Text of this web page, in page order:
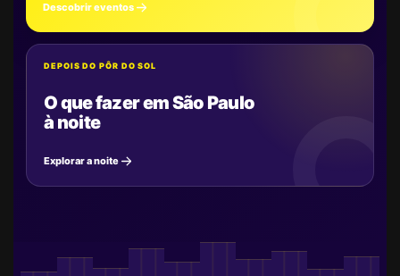
Descobrir eventos
DEPOIS DO PÔR DO SOL
O que fazer em São Paulo
à noite
Explorar a noite